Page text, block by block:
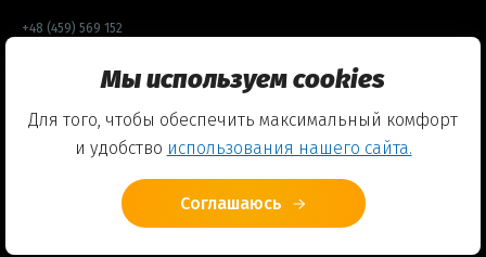
+48 (459) 569 152
Договор оферты
Политика конфиденциальности
© 2026 Friends English Club
Мы используем cookies
Для того, чтобы обеспечить максимальный комфорт
и удобство использования нашего сайта.
Соглашаюсь